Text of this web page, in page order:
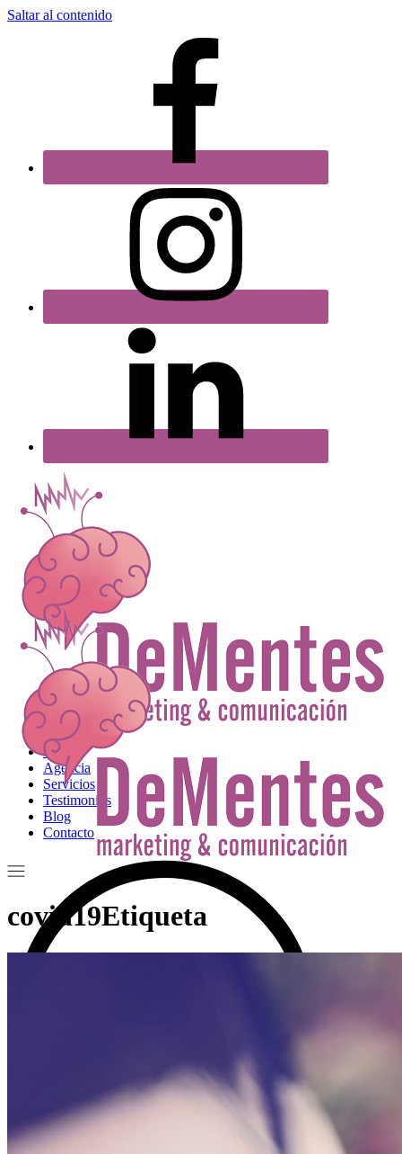
Saltar al contenido
Inicio
Agencia
Servicios
Testimonios
Blog
Contacto
covid19Etiqueta